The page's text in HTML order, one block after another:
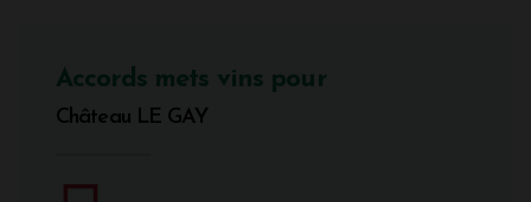
Accords mets vins pour
Château LE GAY